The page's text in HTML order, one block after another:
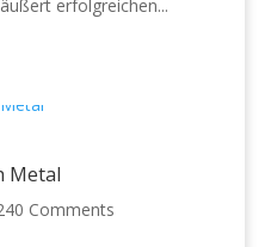
erfolgreichen...
Metal
0 Comments